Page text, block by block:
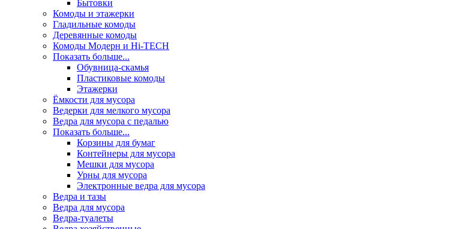
Бытовки
Комоды и этажерки
Гладильные комоды
Деревянные комоды
Комоды Модерн и Hi-TECH
Показать больше...
Обувница-скамья
Пластиковые комоды
Этажерки
Ёмкости для мусора
Ведерки для мелкого мусора
Ведра для мусора с педалью
Показать больше...
Корзины для бумаг
Контейнеры для мусора
Мешки для мусора
Урны для мусора
Электронные ведра для мусора
Ведра и тазы
Ведра для мусора
Ведра-туалеты